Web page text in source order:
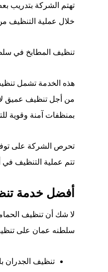
تهتم الشركة بتدريب
خلال عملية التنظيف
تنظيف المطابخ في
هذه الخدمة تشمل
من أجل تنظيف عميق
بمنظفات آمنة وقوية
تحرص الشركة على
تتم عملية التنظيف
أفضل خدمة
لا شك أن تنظيف
سلطنه عمان على
تنظيف الجدران